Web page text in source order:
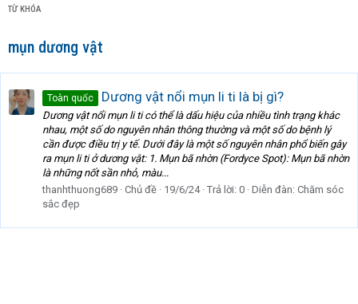
TỪ KHÓA
mụn dương vật
Toàn quốc Dương vật nổi mụn li ti là bị gì?
Dương vật nổi mụn li ti có thể là dấu hiệu của nhiều tình trạng khác
nhau, một số do nguyên nhân thông thường và một số do bệnh lý
cần được điều trị y tế. Dưới đây là một số nguyên nhân phổ biến gây
ra mụn li ti ở dương vật: 1. Mụn bã nhờn (Fordyce Spot): Mụn bã nhờn
là những nốt sần nhỏ, màu...
thanhthuong689 Chủ đề 19/6/24 Trả lời: 0 Diễn đàn: Chăm sóc
sắc đẹp